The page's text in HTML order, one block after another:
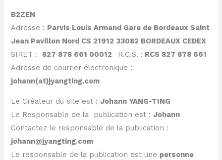
B2ZEN
Adresse : Parvis Louis Armand Gare de Bordeaux Saint
Jean Pavillon Nord CS 21912 33082 BORDEAUX CEDEX
SIRET : 827 878 661 00012 R.C.S. : RCS 827 878 661
Adresse de courrier électronique :
johann(at)jyangting.com
Le Créateur du site est : Johann YANG-TING
Le Responsable de la publication est : Johann
Contactez le responsable de la publication :
johann@jyangting.com
Le responsable de la publication est une personne